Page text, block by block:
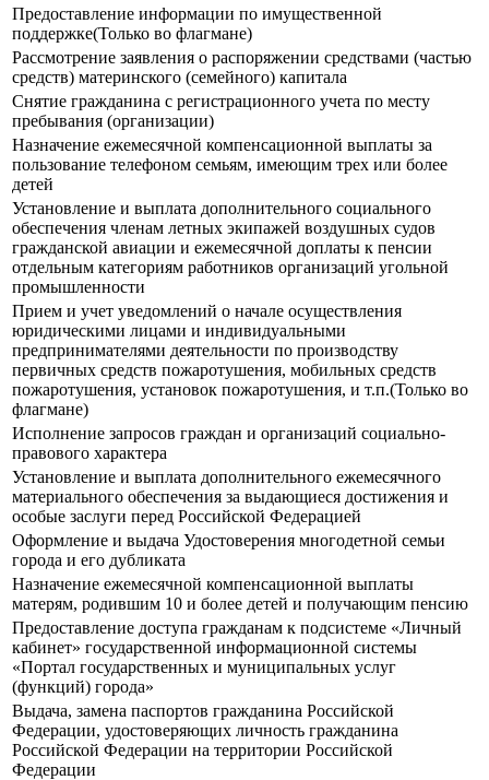
Предоставление информации по имущественной
поддержке(Только во флагмане)
Рассмотрение заявления о распоряжении средствами (частью
средств) материнского (семейного) капитала
Снятие гражданина с регистрационного учета по месту
пребывания (организации)
Назначение ежемесячной компенсационной выплаты за
пользование телефоном семьям, имеющим трех или более
детей
Установление и выплата дополнительного социального
обеспечения членам летных экипажей воздушных судов
гражданской авиации и ежемесячной доплаты к пенсии
отдельным категориям работников организаций угольной
промышленности
Прием и учет уведомлений о начале осуществления
юридическими лицами и индивидуальными
предпринимателями деятельности по производству
первичных средств пожаротушения, мобильных средств
пожаротушения, установок пожаротушения, и т.п.(Только во
флагмане)
Исполнение запросов граждан и организаций социально-
правового характера
Установление и выплата дополнительного ежемесячного
материального обеспечения за выдающиеся достижения и
особые заслуги перед Российской Федерацией
Оформление и выдача Удостоверения многодетной семьи
города и его дубликата
Назначение ежемесячной компенсационной выплаты
матерям, родившим 10 и более детей и получающим пенсию
Предоставление доступа гражданам к подсистеме «Личный
кабинет» государственной информационной системы
«Портал государственных и муниципальных услуг
(функций) города»
Выдача, замена паспортов гражданина Российской
Федерации, удостоверяющих личность гражданина
Российской Федерации на территории Российской
Федерации